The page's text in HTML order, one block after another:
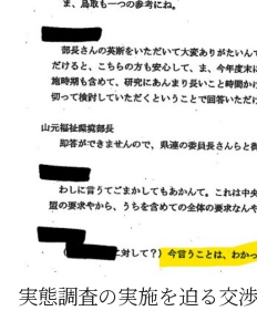
実態調査の実施を迫る交